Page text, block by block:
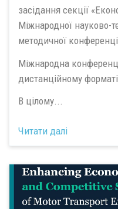
засідання секції
Міжнародної науково-
методичної
Міжнародна
дистанційному форматі.
В цілому...
Читати далі